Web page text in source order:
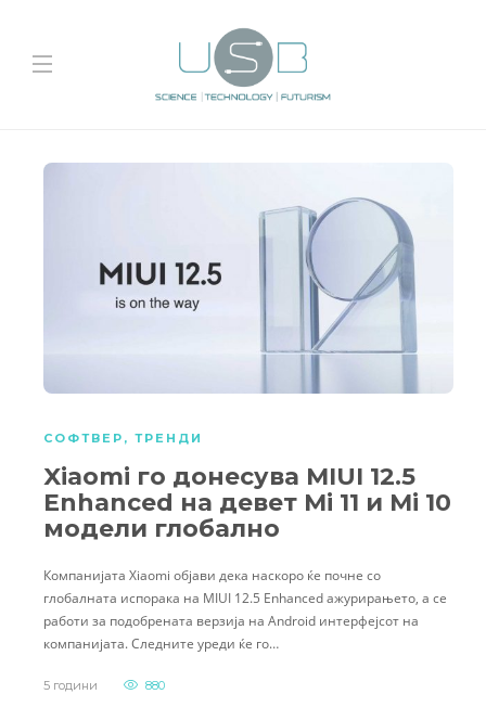
СОФТВЕР , ТРЕНДИ
Xiaomi го донесува MIUI 12.5
Enhanced на девет Mi 11 и Mi 10
модели глобално
Компанијата Xiaomi објави дека наскоро ќе почне со
глобалната испорака на MIUI 12.5 Enhanced ажурирањето, а се
работи за подобрената верзија на Android интерфејсот на
компанијата. Следните уреди ќе го…
5 години 880